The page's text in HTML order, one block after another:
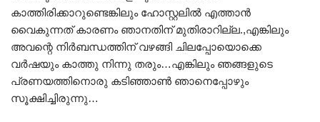
കാത്തിരിക്കാറുണ്ടെങ്കിലും ഹോസ്റ്റലിൽ എത്താൻ
വൈകുന്നത് കാരണം ഞാനതിന് മുതിരാറില്ല.,എങ്കിലും
അവന്റെ നിർബന്ധത്തിന് വഴങ്ങി ചിലപ്പോയൊക്കെ
വർഷയും കാത്തു നിന്നു തരും…എങ്കിലും ഞങ്ങളുടെ
പ്രണയത്തിനൊരു കടിഞ്ഞാൺ ഞാനെപ്പോഴും
സൂക്ഷിച്ചിരുന്നു…